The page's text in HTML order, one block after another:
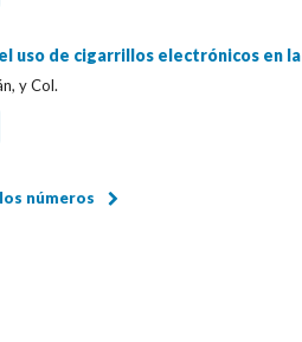
uso de cigarrillos electrónicos en
y Col.
números